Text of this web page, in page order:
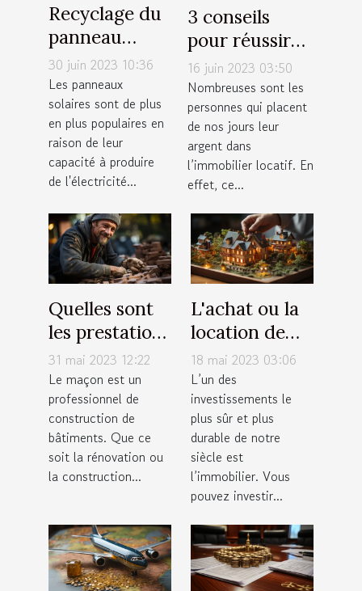
Recyclage du
panneau
solaire : qu'en
est-il
vraiment ?
30 juin 2023 10:36
Les panneaux
solaires sont de plus
en plus populaires en
raison de leur
capacité à produire
de l'électricité...
3 conseils
pour réussir
votre
investissement
locatif
16 juin 2023 03:50
Nombreuses sont les
personnes qui placent
de nos jours leur
argent dans
l’immobilier locatif. En
effet, ce...
Quelles sont
les prestations
proposées par
un maçon ?
31 mai 2023 12:22
Le maçon est un
professionnel de
construction de
bâtiments. Que ce
soit la rénovation ou
la construction...
L'achat ou la
location de
résidence
principale :
quels sont nos
avis à ce sujet
?
18 mai 2023 03:06
L’un des
investissements le
plus sûr et plus
durable de notre
siècle est
l’immobilier. Vous
pouvez investir...